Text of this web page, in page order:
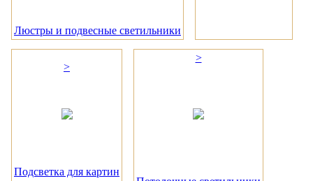
Люстры и подвесные светильники
>
Подсветка для картин
>